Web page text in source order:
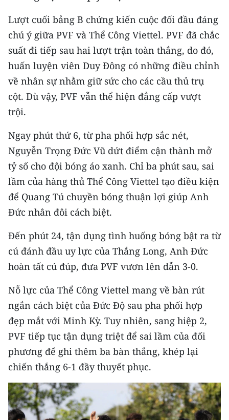
54 DÂN TỘC VIỆT NAM
CHƯƠNG TRÌNH OCOP - MỖI XÃ
MỘT SẢN PHẨM
RADIO
MEDIA CENTER
E-Magazine
Video
Media Chính trị
Media Kinh tế
Media Văn hóa
Media Xã hội
Media Du lịch
Media Thế giới
Media Thể thao
Media Giáo dục
Media Y tế
Media Khoa học - Công nghệ
Lượt cuối bảng B chứng kiến cuộc đối đầu đáng
chú ý giữa PVF và Thể Công Viettel. PVF đã chắc
suất đi tiếp sau hai lượt trận toàn thắng, do đó,
huấn luyện viên Duy Đông có những điều chỉnh
về nhân sự nhằm giữ sức cho các cầu thủ trụ
cột. Dù vậy, PVF vẫn thể hiện đẳng cấp vượt
trội.
Ngay phút thứ 6, từ pha phối hợp sắc nét,
Nguyễn Trọng Đức Vũ dứt điểm cận thành mở
tỷ số cho đội bóng áo xanh. Chỉ ba phút sau, sai
lầm của hàng thủ Thể Công Viettel tạo điều kiện
để Quang Tú chuyền bóng thuận lợi giúp Anh
Đức nhân đôi cách biệt.
Đến phút 24, tận dụng tình huống bóng bật ra từ
cú đánh đầu uy lực của Thắng Long, Anh Đức
hoàn tất cú đúp, đưa PVF vươn lên dẫn 3-0.
Nỗ lực của Thể Công Viettel mang về bàn rút
ngắn cách biệt của Đức Độ sau pha phối hợp
đẹp mắt với Minh Kỳ. Tuy nhiên, sang hiệp 2,
PVF tiếp tục tận dụng triệt để sai lầm của đối
phương để ghi thêm ba bàn thắng, khép lại
chiến thắng 6-1 đầy thuyết phục.